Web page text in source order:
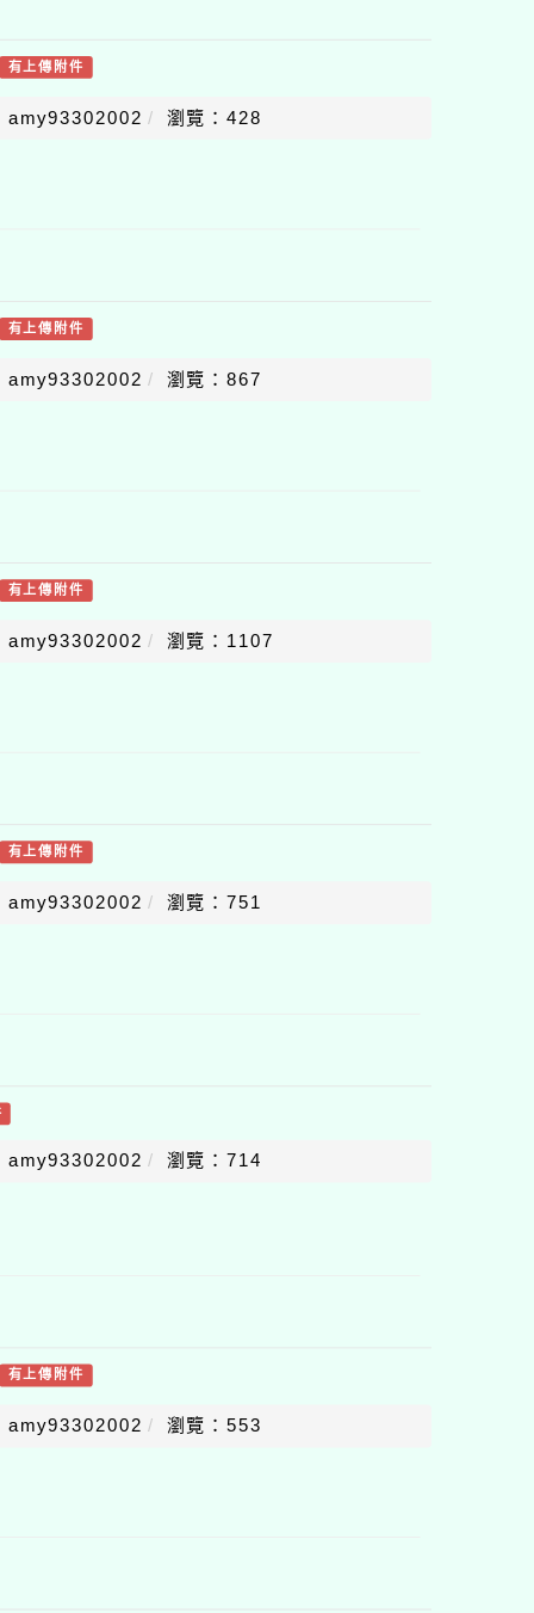
有上傳附件
amy93302002 瀏覽：428
有上傳附件
amy93302002 瀏覽：867
有上傳附件
amy93302002 瀏覽：1107
有上傳附件
amy93302002 瀏覽：751
amy93302002 瀏覽：714
有上傳附件
amy93302002 瀏覽：553